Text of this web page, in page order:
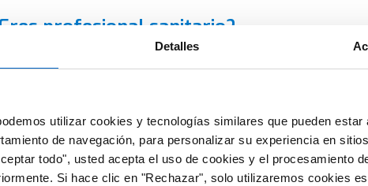
Detalles
utilizar cookies y tecnologías similares que pueden estar
de navegación, para personalizar su experiencia en
todo", usted acepta el uso de cookies y el procesamiento
Si hace clic en "Rechazar", solo utilizaremos cookies
profesional sanitario?
Amgen es una plataforma que contiene información dirigida
especializada para su correcta interpretación.
RED Amgen ponemos a tu disposición fuentes de información y
de valor y gran utilidad relacionados con las distintas